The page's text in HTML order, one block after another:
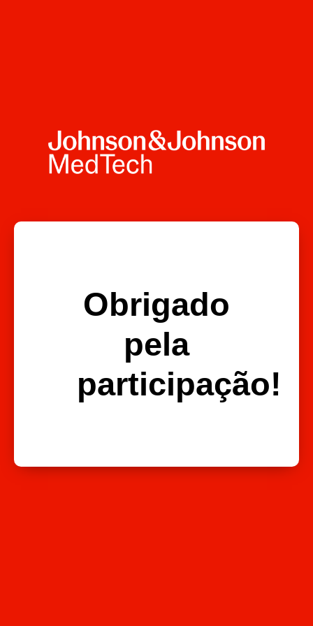
Obrigado
pela
participação!